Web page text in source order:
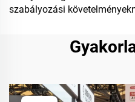
szabályozási